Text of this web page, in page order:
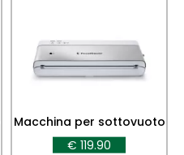
Macchina per sottovuoto
VS0100
€ 119.90